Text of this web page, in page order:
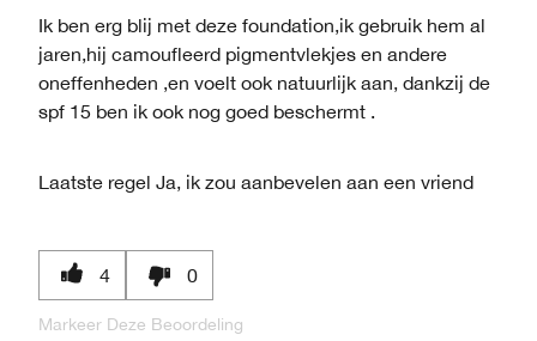
Ik ben erg blij met deze foundation,ik gebruik hem al
jaren,hij camoufleerd pigmentvlekjes en andere
oneffenheden ,en voelt ook natuurlijk aan, dankzij de
spf 15 ben ik ook nog goed beschermt .
Laatste regel Ja, ik zou aanbevelen aan een vriend
4 0
Markeer Deze Beoordeling